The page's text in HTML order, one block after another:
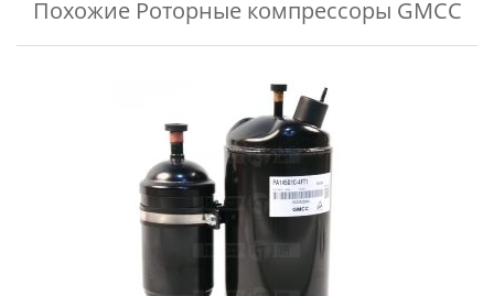
Похожие Роторные компрессоры GMCC